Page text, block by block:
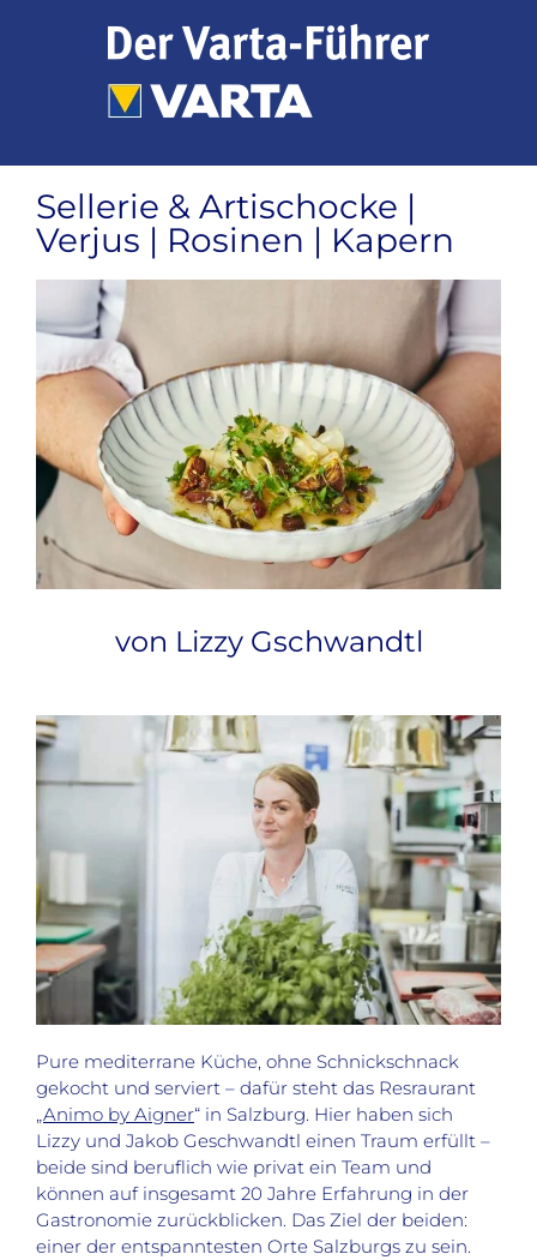
Sellerie & Artischocke |
Verjus | Rosinen | Kapern
grösseres
Bild
von Lizzy Gschwandtl
Pure mediterrane Küche, ohne Schnickschnack
gekocht und serviert – dafür steht das Resraurant
„Animo by Aigner“ in Salzburg. Hier haben sich
Lizzy und Jakob Geschwandtl einen Traum erfüllt –
beide sind beruflich wie privat ein Team und
können auf insgesamt 20 Jahre Erfahrung in der
Gastronomie zurückblicken. Das Ziel der beiden:
einer der entspanntesten Orte Salzburgs zu sein.